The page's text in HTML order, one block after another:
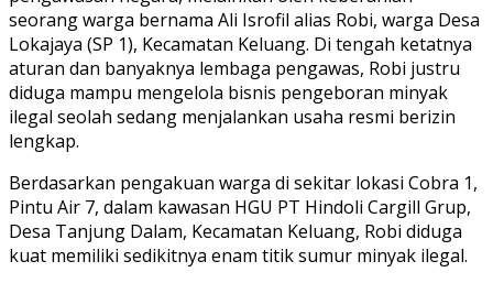
seorang warga bernama Ali Isrofil alias Robi, warga Desa
Lokajaya (SP 1), Kecamatan Keluang. Di tengah ketatnya
aturan dan banyaknya lembaga pengawas, Robi justru
diduga mampu mengelola bisnis pengeboran minyak
ilegal seolah sedang menjalankan usaha resmi berizin
lengkap.
Berdasarkan pengakuan warga di sekitar lokasi Cobra 1,
Pintu Air 7, dalam kawasan HGU PT Hindoli Cargill Grup,
Desa Tanjung Dalam, Kecamatan Keluang, Robi diduga
kuat memiliki sedikitnya enam titik sumur minyak ilegal.